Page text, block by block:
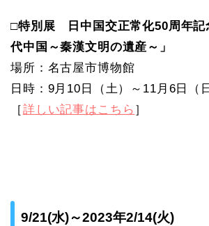
□特別展 日中国交正常化50周年記
代中国～秦漢文明の遺産～」
場所：名古屋市博物館
日時：9月10日（土）～11月6日（
［詳しい記事はこちら ］
9/21(水)～2023年2/14(火)